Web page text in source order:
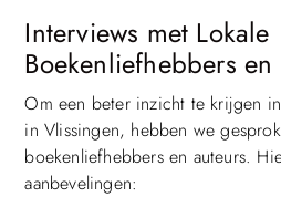
Interviews met Lokale
Boekenliefhebbers
Om een beter inzicht te krijgen
in Vlissingen, hebben we
boekenliefhebbers en auteurs.
aanbevelingen: